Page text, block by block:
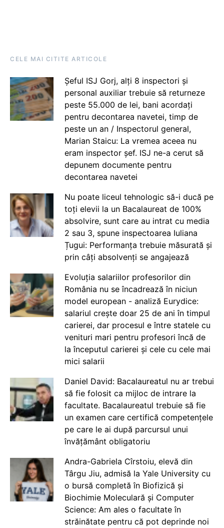
CELE MAI CITITE ARTICOLE
Șeful ISJ Gorj, alți 8 inspectori și
personal auxiliar trebuie să returneze
peste 55.000 de lei, bani acordați
pentru decontarea navetei, timp de
peste un an / Inspectorul general,
Marian Staicu: La vremea aceea nu
eram inspector șef. ISJ ne-a cerut să
depunem documente pentru
decontarea navetei
Nu poate liceul tehnologic să-i ducă pe
toți elevii la un Bacalaureat de 100%
absolvire, sunt care au intrat cu media
2 sau 3, spune inspectoarea Iuliana
Țugui: Performanța trebuie măsurată și
prin câți absolvenți se angajează
Evoluția salariilor profesorilor din
România nu se încadrează în niciun
model european - analiză Eurydice:
salariul crește doar 25 de ani în timpul
carierei, dar procesul e între statele cu
venituri mari pentru profesori încă de
la începutul carierei și cele cu cele mai
mici salarii
Daniel David: Bacalaureatul nu ar trebui
să fie folosit ca mijloc de intrare la
facultate. Bacalaureatul trebuie să fie
un examen care certifică competențele
pe care le ai după parcursul unui
învățământ obligatoriu
Andra-Gabriela Cîrstoiu, elevă din
Târgu Jiu, admisă la Yale University cu
o bursă completă în Biofizică și
Biochimie Moleculară și Computer
Science: Am ales o facultate în
străinătate pentru că pot deprinde noi